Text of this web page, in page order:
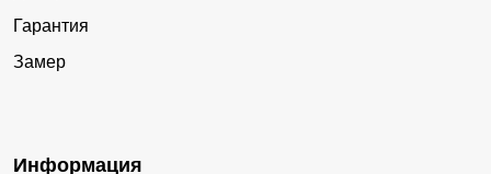
Гарантия
Замер
Информация